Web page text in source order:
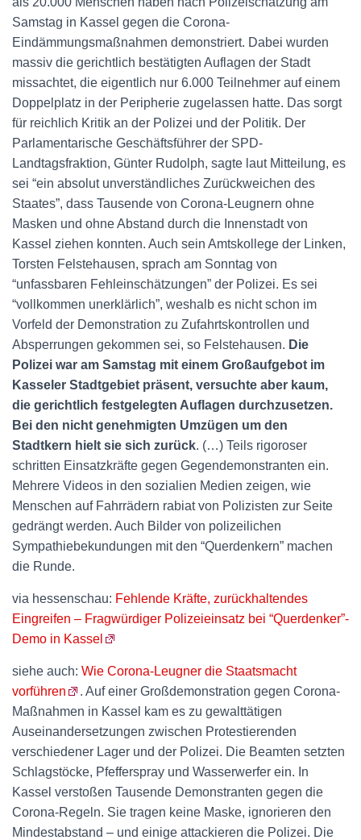
Samstag in Kassel gegen die Corona-
Eindämmungsmaßnahmen demonstriert. Dabei wurden
massiv die gerichtlich bestätigten Auflagen der Stadt
missachtet, die eigentlich nur 6.000 Teilnehmer auf einem
Doppelplatz in der Peripherie zugelassen hatte. Das sorgt
für reichlich Kritik an der Polizei und der Politik. Der
Parlamentarische Geschäftsführer der SPD-
Landtagsfraktion, Günter Rudolph, sagte laut Mitteilung, es
sei “ein absolut unverständliches Zurückweichen des
Staates”, dass Tausende von Corona-Leugnern ohne
Masken und ohne Abstand durch die Innenstadt von
Kassel ziehen konnten. Auch sein Amtskollege der Linken,
Torsten Felstehausen, sprach am Sonntag von
“unfassbaren Fehleinschätzungen” der Polizei. Es sei
“vollkommen unerklärlich”, weshalb es nicht schon im
Vorfeld der Demonstration zu Zufahrtskontrollen und
Absperrungen gekommen sei, so Felstehausen. Die
Polizei war am Samstag mit einem Großaufgebot im
Kasseler Stadtgebiet präsent, versuchte aber kaum,
die gerichtlich festgelegten Auflagen durchzusetzen.
Bei den nicht genehmigten Umzügen um den
Stadtkern hielt sie sich zurück. (…) Teils rigoroser
schritten Einsatzkräfte gegen Gegendemonstranten ein.
Mehrere Videos in den sozialien Medien zeigen, wie
Menschen auf Fahrrädern rabiat von Polizisten zur Seite
gedrängt werden. Auch Bilder von polizeilichen
Sympathiebekundungen mit den “Querdenkern” machen
die Runde.
via hessenschau: Fehlende Kräfte, zurückhaltendes
Eingreifen – Fragwürdiger Polizeieinsatz bei “Querdenker”-
Demo in Kassel
siehe auch: Wie Corona-Leugner die Staatsmacht
vorführen
. Auf einer Großdemonstration gegen Corona-
Maßnahmen in Kassel kam es zu gewalttätigen
Auseinandersetzungen zwischen Protestierenden
verschiedener Lager und der Polizei. Die Beamten setzten
Schlagstöcke, Pfefferspray und Wasserwerfer ein. In
Kassel verstoßen Tausende Demonstranten gegen die
Corona-Regeln. Sie tragen keine Maske, ignorieren den
Mindestabstand – und einige attackieren die Polizei. Die